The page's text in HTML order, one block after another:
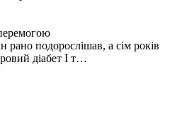
рано подорослішав, а сім років
діабет І т…